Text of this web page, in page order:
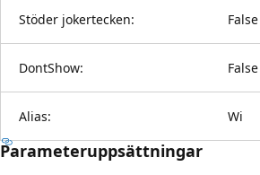
Stöder jokertecken: False
DontShow: False
Alias: Wi
Parameteruppsättningar